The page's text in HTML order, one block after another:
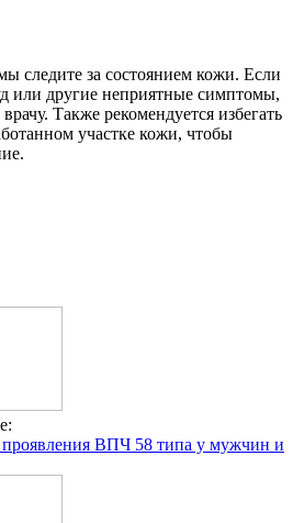
следите за состоянием кожи. Если
или другие неприятные симптомы,
Также рекомендуется избегать
участке кожи, чтобы
ВПЧ 58 типа у мужчин и